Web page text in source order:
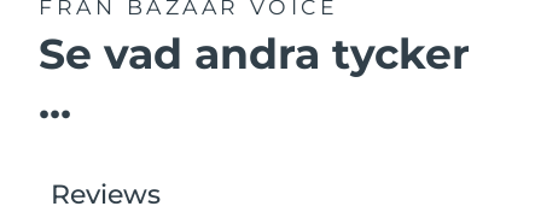
FRÅN BAZAAR VOICE
Se vad andra tycker
...